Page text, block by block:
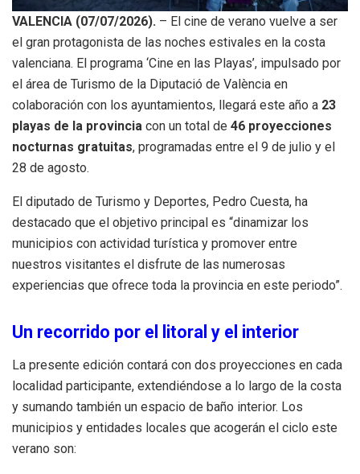
VALENCIA (07/07/2026). – El cine de verano vuelve a ser
el gran protagonista de las noches estivales en la costa
valenciana. El programa ‘Cine en las Playas’, impulsado por
el área de Turismo de la Diputació de València en
colaboración con los ayuntamientos, llegará este año a 23
playas de la provincia con un total de 46 proyecciones
nocturnas gratuitas, programadas entre el 9 de julio y el
28 de agosto.
El diputado de Turismo y Deportes, Pedro Cuesta, ha
destacado que el objetivo principal es “dinamizar los
municipios con actividad turística y promover entre
nuestros visitantes el disfrute de las numerosas
experiencias que ofrece toda la provincia en este periodo”.
Un recorrido por el litoral y el interior
La presente edición contará con dos proyecciones en cada
localidad participante, extendiéndose a lo largo de la costa
y sumando también un espacio de baño interior. Los
municipios y entidades locales que acogerán el ciclo este
verano son: